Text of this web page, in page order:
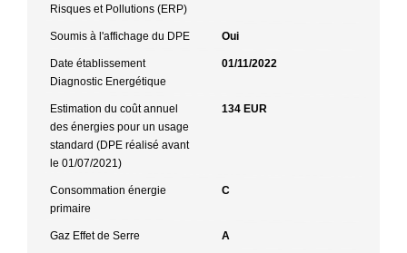
Risques et Pollutions (ERP)
Soumis à l'affichage du DPE Oui
Date établissement
Diagnostic Energétique
01/11/2022
Estimation du coût annuel
des énergies pour un usage
standard (DPE réalisé avant
le 01/07/2021)
134 EUR
Consommation énergie
primaire
C
Gaz Effet de Serre A